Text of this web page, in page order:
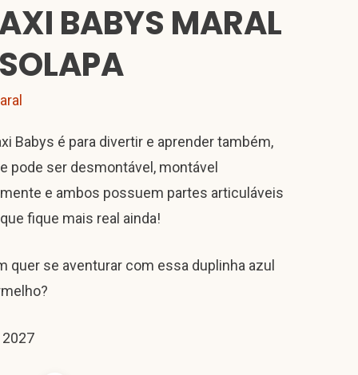
BABYS MARAL
Babys é para divertir e aprender também,
pode ser desmontável, montável
e ambos possuem partes articuláveis
fique mais real ainda!
quer se aventurar com essa duplinha azul
2027